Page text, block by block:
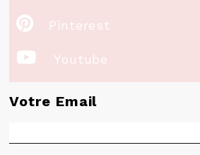
 Pinterest
 Youtube
Votre Email